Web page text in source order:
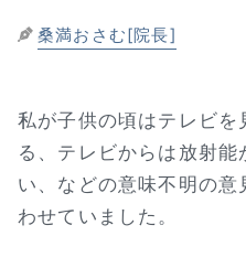
桑満おさむ[院長]
私が子供の頃はテレビを
る、テレビからは放射
い、などの意味不明の
わせていました。